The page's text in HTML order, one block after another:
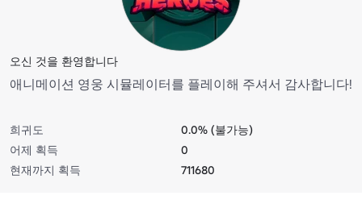
오신 것을 환영합니다
애니메이션 영웅 시뮬레이터를 플레이해 주셔서 감사합니다!
희귀도
0.0% (불가능)
어제 획득
0
현재까지 획득
711680